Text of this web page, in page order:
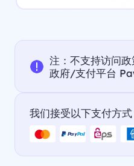
注：不支持访问
政府/支付平台
我们接受以下支付方式